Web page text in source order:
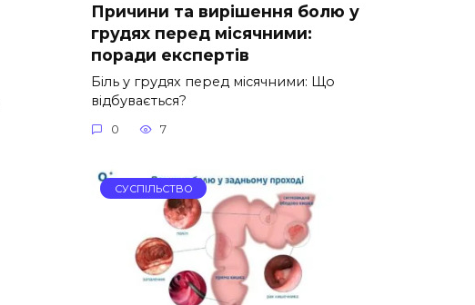
Причини та вирішення болю у
грудях перед місячними:
поради експертів
Біль у грудях перед місячними: Що
відбувається?
0 7
СУСПІЛЬСТВО